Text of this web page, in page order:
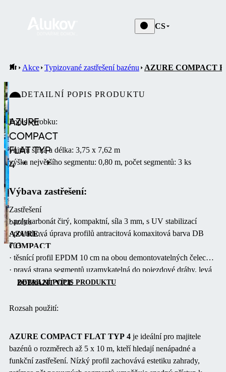
CS
Akce Typizované zastřešení bazénu AZURE COMPACT
AZURE
COMPACT
FLAT TYP
4
Zastřešení
bazénu
AZURE
COMPACT
FLAT TYP 4
je
nízkoprofilové
výškou 1,00
DETAILNÍ POPIS PRODUKTU
DETAILNÍ POPIS PRODUKTU
Popis výrobku:
vnitřní šířka a délka: 3,75 x 7,62 m
výška největšího segmentu: 0,80 m, počet segmentů: 3 ks
Výbava zastřešení:
· polykarbonát čirý, kompaktní, síla 3 mm, s UV stabilizací
· povrchová úprava profilů antracitová komaxitová barva DB
703
· těsnící profil EPDM 10 cm na obou demontovatelných čelech
· pravá strana segmentů uzamykatelná do pojezdové dráhy, levá
poloautomatická aretace AZURE
oboustranným posunem, přírodní elox
ZOBRAZIT VÍCE
Rozsah použití:
AZURE COMPACT FLAT TYP 4 je ideální pro majitele
bazénů o rozměrech až 5 x 10 m, kteří hledají nenápadné a
funkční zastřešení. Nízký profil zachovává estetiku zahrady,